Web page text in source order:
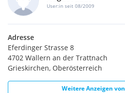
User:in seit 08/2009
Adresse
Eferdinger Strasse 8
4702 Wallern an der Trattnach
Grieskirchen, Oberösterreich
Weitere Anzeigen von